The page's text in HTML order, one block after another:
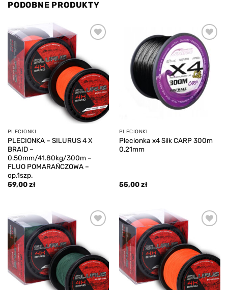
PODOBNE PRODUKTY
PLECIONKI
PLECIONKA – SILURUS 4 X
BRAID –
0.50mm/41.80kg/300m –
FLUO POMARAŃCZOWA –
op.1szp.
59,00zł
Add to
wishlist
PLECIONKI
Plecionka x4 Silk CARP 300m
0,21mm
55,00zł